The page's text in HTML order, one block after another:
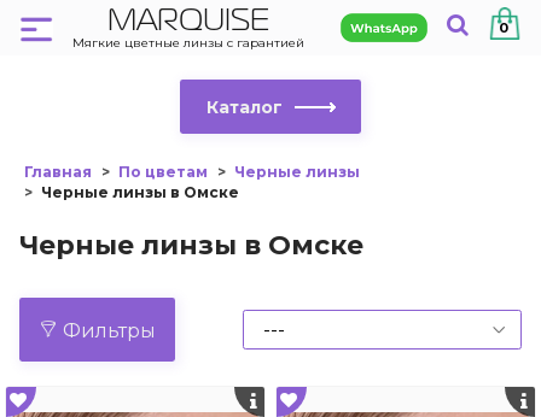
MARQUISE
Мягкие цветные линзы с гарантией
0
Каталог
Главная По цветам
Черные линзы
Черные линзы в Омске
Черные линзы в Омске
Фильтры